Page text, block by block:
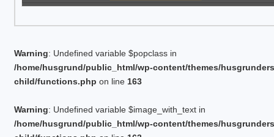
Warning: Undefined variable $popclass in
/home/husgrund/public_html/wp-content/themes/
child/functions.php on line 163
Warning: Undefined variable $image_with_text in
/home/husgrund/public_html/wp-content/themes/